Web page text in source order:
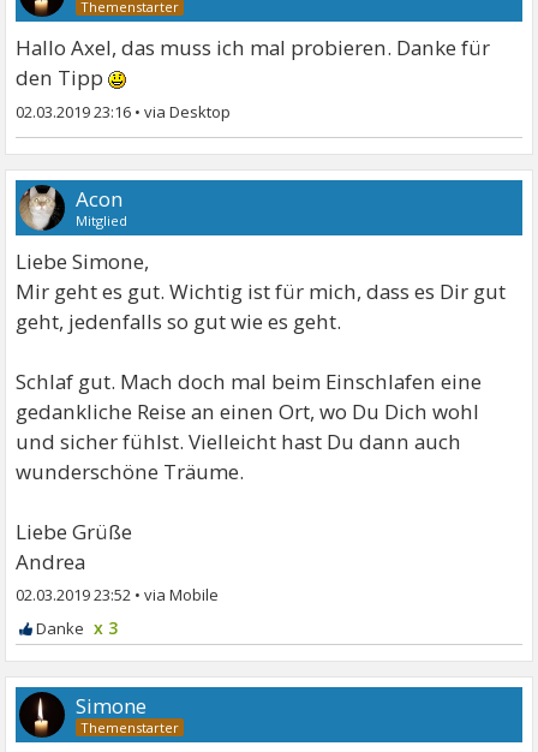
Hallo Axel, das muss ich mal probieren. Danke für
den Tipp
02.03.2019 23:16 •
Acon
Mitglied
Liebe Simone,
Mir geht es gut. Wichtig ist für mich, dass es Dir gut
geht, jedenfalls so gut wie es geht.
Schlaf gut. Mach doch mal beim Einschlafen eine
gedankliche Reise an einen Ort, wo Du Dich wohl
und sicher fühlst. Vielleicht hast Du dann auch
wunderschöne Träume.
Liebe Grüße
Andrea
02.03.2019 23:52 •
x 3
Simone